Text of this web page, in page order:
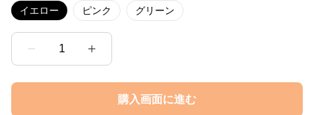
イエロー ピンク グリーン
1
購入画面に進む